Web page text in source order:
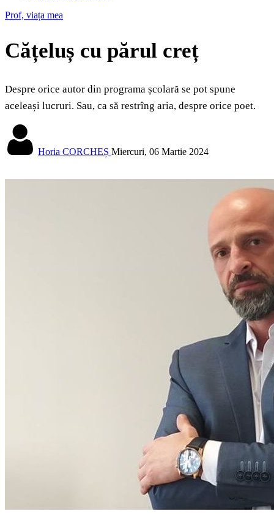
Prof, viața mea
Cățeluș cu părul creț
Despre orice autor din programa școlară se pot spune
aceleași lucruri. Sau, ca să restrîng aria, despre orice poet.
Horia CORCHEȘ Miercuri, 06 Martie 2024